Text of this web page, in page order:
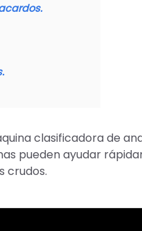
clasificadora de
pueden ayudar
crudos.